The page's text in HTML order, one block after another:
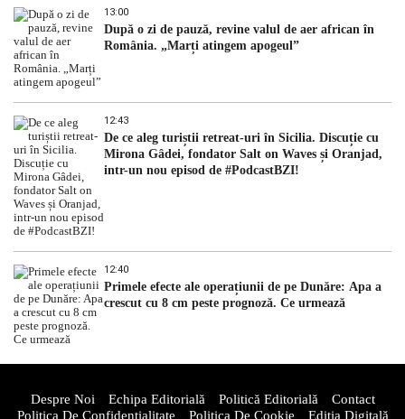
13:00
După o zi de pauză, revine valul de aer african în
România. „Marți atingem apogeul”
12:43
De ce aleg turiștii retreat-uri în Sicilia. Discuție cu
Mirona Gâdei, fondator Salt on Waves și Oranjad,
intr-un nou episod de #PodcastBZI!
12:40
Primele efecte ale operațiunii de pe Dunăre: Apa a
crescut cu 8 cm peste prognoză. Ce urmează
Despre Noi Echipa Editorială Politică Editorială
Contact
Politica De Confidentialitate
Politica De Cookie Ediția Digitală